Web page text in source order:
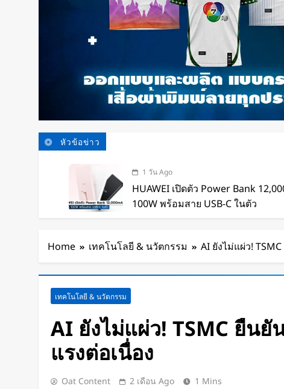
หัวข้อข่าว
1 วัน Ago
HUAWEI เปิดตัว Power Bank
100W พร้อมสาย USB-C ในตัว
เทคโนโลยีสู่การทำงานจริง
จีนเปิดตัว “xianglong” เครื่องขุดอุโ
ระเบิดหิน เครื่องแรกของโลก
Google DeepMind เปิดตัว Weather
Home เทคโนโลยี & นวัตกรรม AI ยังไม่แผ่ว!
เทคโนโลยี & นวัตกรรม
AI ยังไม่แผ่ว! TSMC ยืน
แรงต่อเนื่อง
Oat Content 2 เดือน Ago 1 Mins